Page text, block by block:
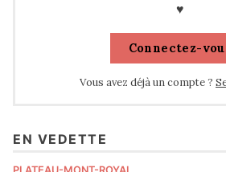
♥
Connectez-
Vous avez déjà un compte ?
EN VEDETTE